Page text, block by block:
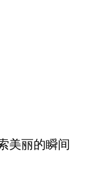
美丽的瞬间